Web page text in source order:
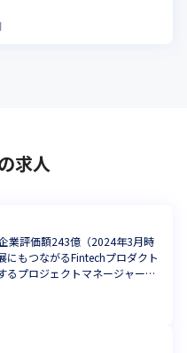
求人
業評価額243億（2024年3月時
もつながるFintechプロダクト
るプロジェクトマネージャー募